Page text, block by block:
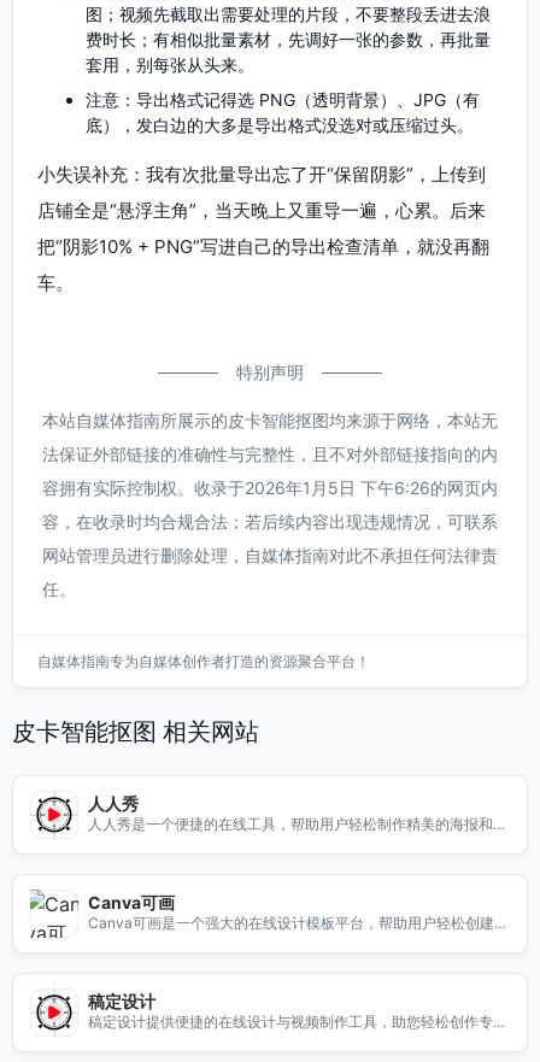
图；视频先截取出需要处理的片段，不要整段丢进去浪
费时长；有相似批量素材，先调好一张的参数，再批量
套用，别每张从头来。
注意：导出格式记得选 PNG（透明背景）、JPG（有
底），发白边的大多是导出格式没选对或压缩过头。
小失误补充：我有次批量导出忘了开“保留阴影”，上传到
店铺全是“悬浮主角”，当天晚上又重导一遍，心累。后来
把“阴影10% + PNG”写进自己的导出检查清单，就没再翻
车。
特别声明
本站自媒体指南所展示的皮卡智能抠图均来源于网络，本站无
法保证外部链接的准确性与完整性，且不对外部链接指向的内
容拥有实际控制权。收录于2026年1月5日 下午6:26的网页内
容，在收录时均合规合法；若后续内容出现违规情况，可联系
网站管理员进行删除处理，自媒体指南对此不承担任何法律责
任。
自媒体指南专为自媒体创作者打造的资源聚合平台！
皮卡智能抠图 相关网站
人人秀
人人秀是一个便捷的在线工具，帮助用户轻松制作精美的海报和宣
计。人人秀不仅操作简单，还支持多种格式下载，满足不同场合的
需求。让您的宣传更具吸引力，人人秀是您不可或缺的设计助手！
Canva可画
Canva可画是一个强大的在线设计模板平台，帮助用户轻松创建专
稿定设计
稿定设计提供便捷的在线设计与视频制作工具，助您轻松创作专业